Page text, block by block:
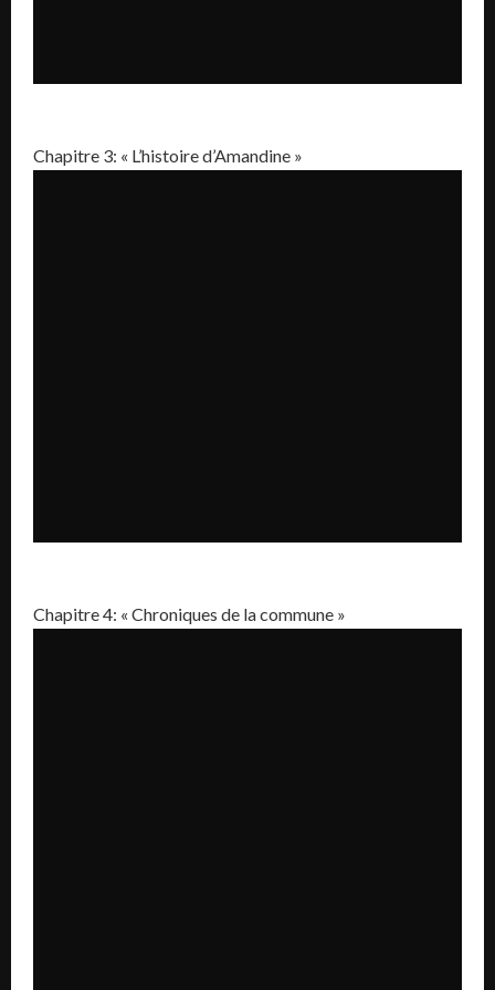
Chapitre 3: « L’histoire d’Amandine »
Chapitre 4: « Chroniques de la commune »